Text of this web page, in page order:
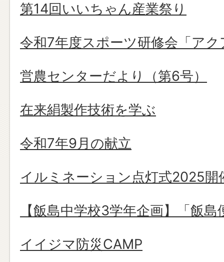
第14回いいちゃん産業祭り
令和7年度スポーツ研修会「ア
営農センターだより（第6号）
在来絹製作技術を学ぶ
令和7年9月の献立
イルミネーション点灯式2025開
【飯島中学校3学年企画】「飯
イイジマ防災CAMP